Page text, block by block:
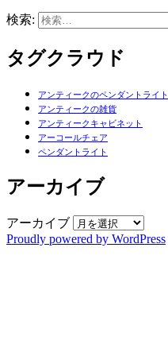
検索:
タグクラウド
アンティークのペンダントライト
アンティークの雑貨
アンティークキャビネット
アーコールチェア
ペンダントライト
アーカイブ
アーカイブ
Proudly powered by WordPress